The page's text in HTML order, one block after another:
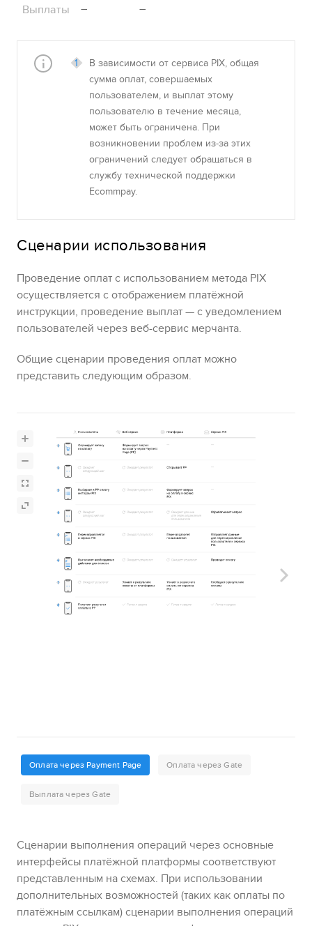
Выплаты – –
В зависимости от сервиса PIX, общая
сумма оплат, совершаемых
пользователем, и выплат этому
пользователю в течение месяца,
может быть ограничена. При
возникновении проблем из-за этих
ограничений следует обращаться в
службу технической поддержки
Ecommpay.
Сценарии использования
Проведение оплат с использованием метода PIX
осуществляется с отображением платёжной
инструкции, проведение выплат — с уведомлением
пользователей через веб-сервис мерчанта.
Общие сценарии проведения оплат можно
представить следующим образом.
Сценарии выполнения операций через основные
интерфейсы платёжной платформы соответствуют
представленным на схемах. При использовании
дополнительных возможностей (таких как оплаты по
платёжным ссылкам) сценарии выполнения операций